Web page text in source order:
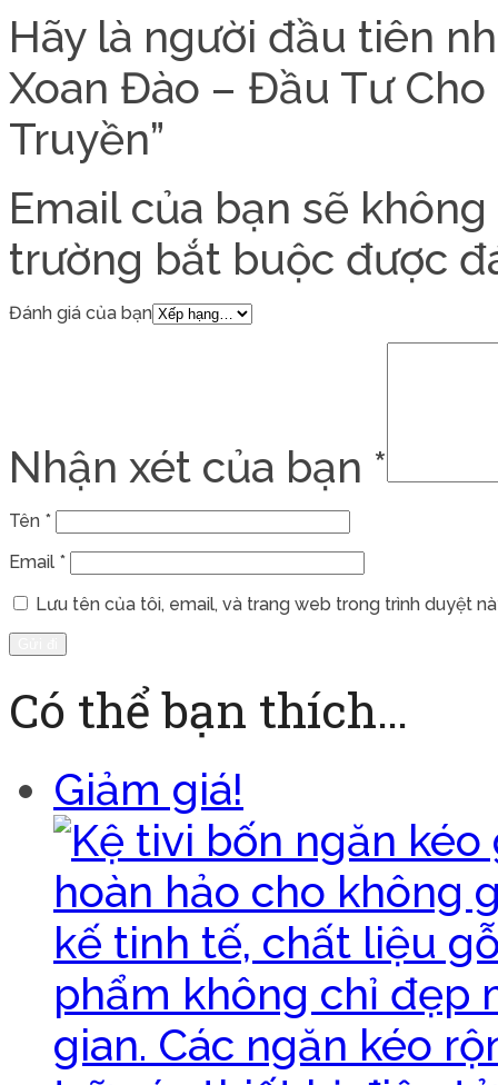
Hãy là người đầu tiên
Xoan Đào – Đầu Tư
Truyền”
Email của bạn sẽ
trường bắt buộc được
Đánh giá của bạn
Nhận xét của bạn *
Tên *
Email *
Lưu tên của tôi, email, và trang web trong trình duyệt
Có thể bạn thích…
Giảm giá!